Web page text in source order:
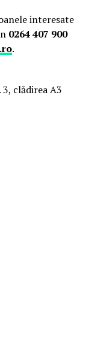
interesate
0264 407 900
.
clădirea A3